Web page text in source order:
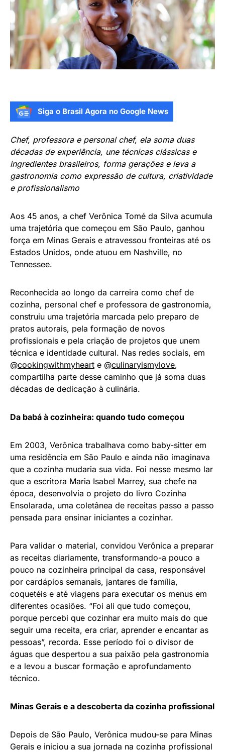
Siga o Brasil Agora no Google News
Chef, professora e personal chef, ela soma duas
décadas de experiência, une técnicas clássicas e
ingredientes brasileiros, forma gerações e leva a
gastronomia como expressão de cultura, criatividade
e profissionalismo
Aos 45 anos, a chef Verônica Tomé da Silva acumula
uma trajetória que começou em São Paulo, ganhou
força em Minas Gerais e atravessou fronteiras até os
Estados Unidos, onde atuou em Nashville, no
Tennessee.
Reconhecida ao longo da carreira como chef de
cozinha, personal chef e professora de gastronomia,
construiu uma trajetória marcada pelo preparo de
pratos autorais, pela formação de novos
profissionais e pela criação de projetos que unem
técnica e identidade cultural. Nas redes sociais, em
@cookingwithmyheart e @culinaryismylove,
compartilha parte desse caminho que já soma duas
décadas de dedicação à culinária.
Da babá à cozinheira: quando tudo começou
Em 2003, Verônica trabalhava como baby-sitter em
uma residência em São Paulo e ainda não imaginava
que a cozinha mudaria sua vida. Foi nesse mesmo lar
que a escritora Maria Isabel Marrey, sua chefe na
época, desenvolvia o projeto do livro Cozinha
Ensolarada, uma coletânea de receitas passo a passo
pensada para ensinar iniciantes a cozinhar.
Para validar o material, convidou Verônica a preparar
as receitas diariamente, transformando-a pouco a
pouco na cozinheira principal da casa, responsável
por cardápios semanais, jantares de família,
coquetéis e até viagens para executar os menus em
diferentes ocasiões. “Foi ali que tudo começou,
porque percebi que cozinhar era muito mais do que
seguir uma receita, era criar, aprender e encantar as
pessoas”, recorda. Esse período foi o divisor de
águas que despertou a sua paixão pela gastronomia
e a levou a buscar formação e aprofundamento
técnico.
Minas Gerais e a descoberta da cozinha profissional
Depois de São Paulo, Verônica mudou-se para Minas
Gerais e iniciou a sua jornada na cozinha profissional